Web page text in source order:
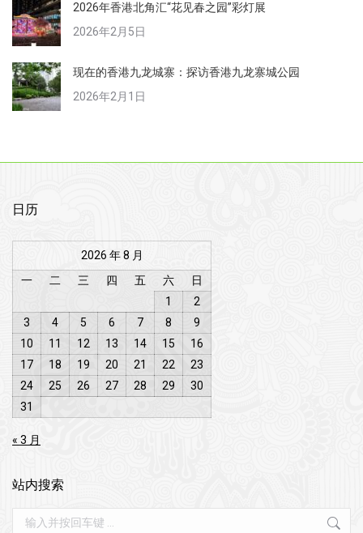
2026年香港北角汇“花见春之园”彩灯展
2026年2月5日
现在的香港九龙城寨：探访香港九龙寨城公园
2026年2月1日
日历
2026 年 8 月
一
二 三 四 五 六
日
1
2
3
4 5 6 7 8
9
10
11 12 13 14 15
16
17
18 19 20 21 22
23
24
25 26 27 28 29
30
31
« 3 月
站内搜索
Search: